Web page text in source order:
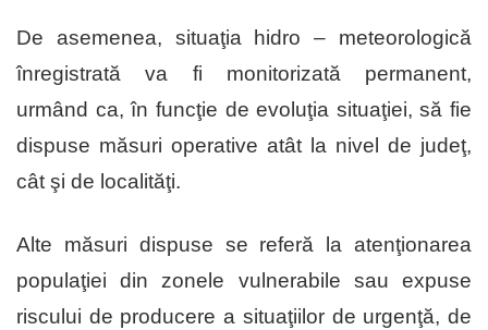
De asemenea, situaţia hidro – meteorologică
înregistrată va fi monitorizată permanent,
urmând ca, în funcţie de evoluţia situaţiei, să fie
dispuse măsuri operative atât la nivel de judeţ,
cât şi de localităţi.
Alte măsuri dispuse se referă la atenţionarea
populaţiei din zonele vulnerabile sau expuse
riscului de producere a situaţiilor de urgenţă, de